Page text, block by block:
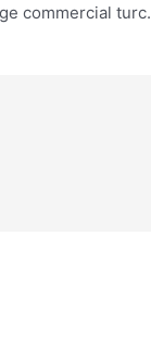
commercial turc.